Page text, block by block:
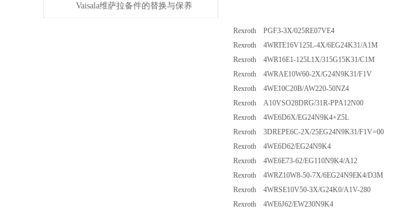
规程及维护保养
Vaisala维萨拉备件的替换与保养
Rexroth PGF3-3X/025RE07VE4
Rexroth 4WRTE16V125L-4X/6EG24K31/A1M
Rexroth 4WR16E1-125L1X/315G15K31/C1M
Rexroth 4WRAE10W60-2X/G24N9K31/F1V
Rexroth 4WE10C20B/AW220-50NZ4
Rexroth A10VSO28DRG/31R-PPA12N00
Rexroth 4WE6D6X/EG24N9K4+Z5L
Rexroth 3DREPE6C-2X/25EG24N9K31/F1V=00
Rexroth 4WE6D62/EG24N9K4
Rexroth 4WE6E73-62/EG110N9K4/A12
Rexroth 4WRZ10W8-50-7X/6EG24N9EK4/D3M
Rexroth 4WRSE10V50-3X/G24K0/A1V-280
Rexroth 4WE6J62/EW230N9K4